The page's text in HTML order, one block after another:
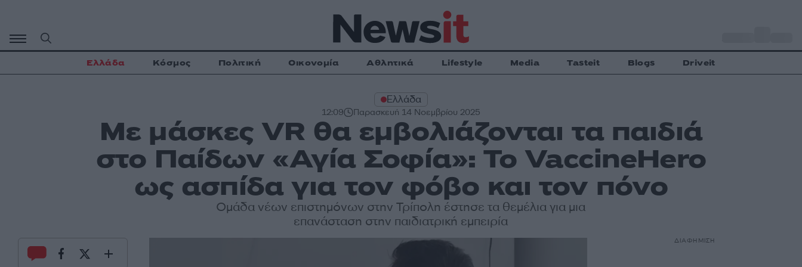
περιεχόμενο
Ελλάδα Κόσμος Πολιτική Οικονομία Αθλητικά Lifestyle Media Tasteit Blogs Driveit
Ελλάδα
12:09 Παρασκευή 14 Νοεμβρίου 2025
Με μάσκες VR θα εμβολιάζονται τα παιδιά
στο Παίδων «Αγία Σοφία»: Το VaccineHero
ως ασπίδα για τον φόβο και τον πόνο
Ομάδα νέων επιστημόνων στην Τρίπολη έστησε τα θεμέλια για μια
επανάσταση στην παιδιατρική εμπειρία
ΔΙΑΦΗΜΙΣΗ